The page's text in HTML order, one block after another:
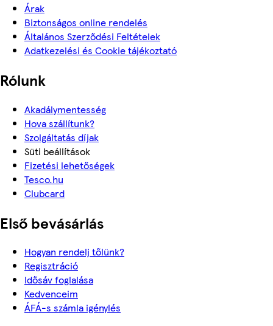
Árak
Biztonságos online rendelés
Általános Szerződési Feltételek
Adatkezelési és Cookie tájékoztató
Rólunk
Akadálymentesség
Hova szállítunk?
Szolgáltatás díjak
Süti beállítások
Fizetési lehetőségek
Tesco.hu
Clubcard
Első bevásárlás
Hogyan rendelj tőlünk?
Regisztráció
Idősáv foglalása
Kedvenceim
ÁFÁ-s számla igénylés